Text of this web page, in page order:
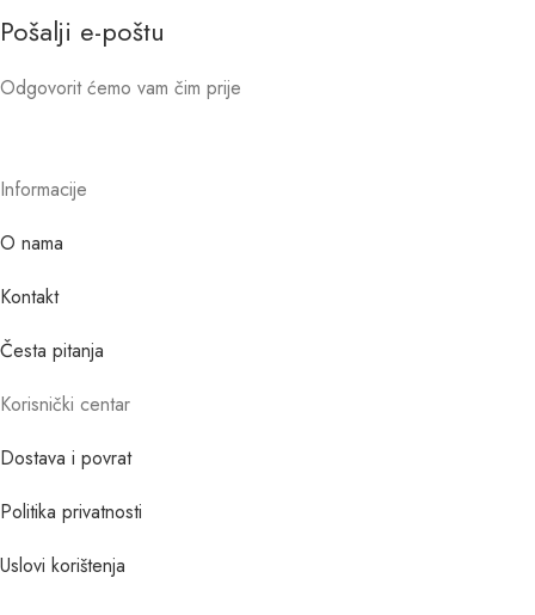
Pošalji e-poštu
Odgovorit ćemo vam čim prije
Informacije
O nama
Kontakt
Česta pitanja
Korisnički centar
Dostava i povrat
Politika privatnosti
Uslovi korištenja